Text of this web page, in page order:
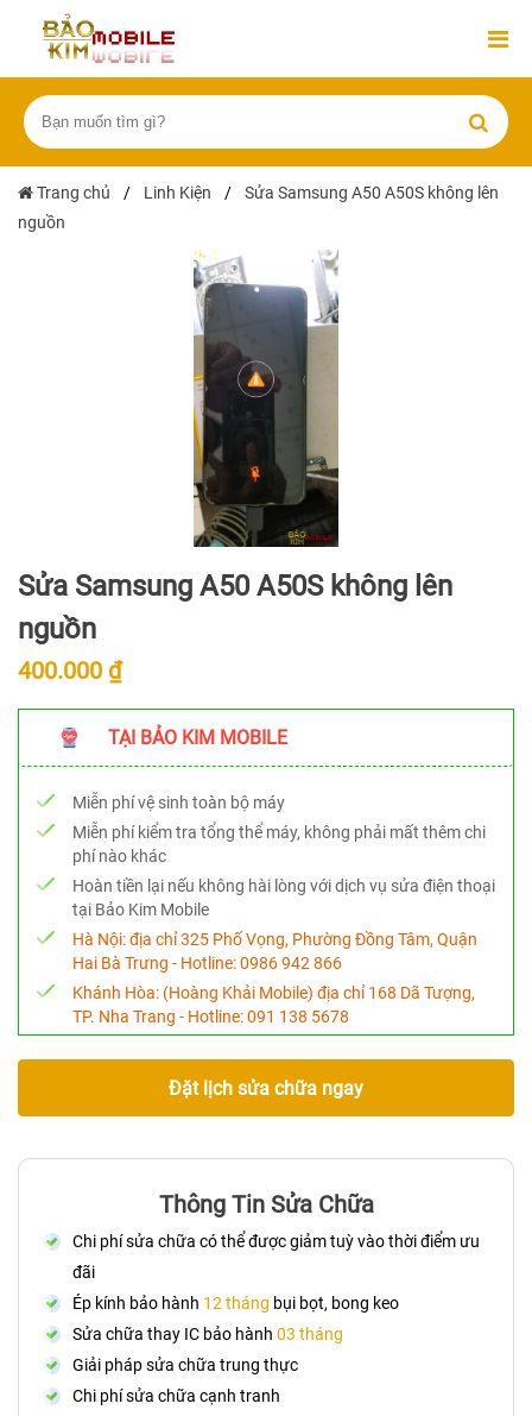
Trang chủ / Linh Kiện /
Sửa Samsung A50 A50S không lên
nguồn
Sửa Samsung A50 A50S không lên
nguồn
400.000 ₫
TẠI BẢO KIM MOBILE
Miễn phí vệ sinh toàn bộ máy
Miễn phí kiểm tra tổng thể máy, không phải mất thêm chi
phí nào khác
Hoàn tiền lại nếu không hài lòng với dịch vụ sửa điện thoại
tại Bảo Kim Mobile
Hà Nội:địa chỉ 325 Phố Vọng, Phường Đồng Tâm, Quận
Hai Bà Trưng - Hotline:0986 942 866
Khánh Hòa: (Hoàng Khải Mobile) địa chỉ 168 Dã Tượng,
TP. Nha Trang - Hotline:091 138 5678
Đặt lịch sửa chữa ngay
Thông Tin Sửa Chữa
Chi phí sửa chữa có thể được giảm tuỳ vào thời điểm ưu
đãi
Ép kính bảo hành 12 tháng bụi bọt, bong keo
Sửa chữa thay IC bảo hành 03 tháng
Giải pháp sửa chữa trung thực
Chi phí sửa chữa cạnh tranh